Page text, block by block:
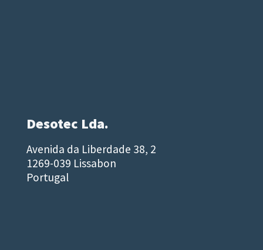
Desotec Lda.
Avenida da Liberdade 38, 2
1269-039 Lissabon
Portugal